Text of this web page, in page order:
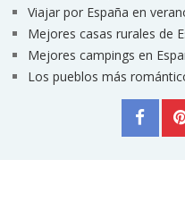
Viajar por España en
Mejores casas rurales de
Mejores campings en
Los pueblos más